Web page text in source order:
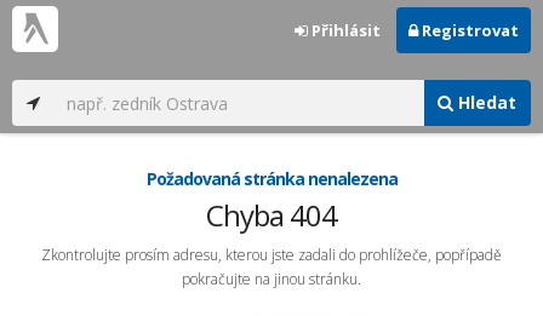
Hledat
Přihlásit Registrovat
Požadovaná stránka nenalezena
Chyba 404
Zkontrolujte prosím adresu, kterou jste zadali do prohlížeče, popřípadě
pokračujte na jinou stránku.